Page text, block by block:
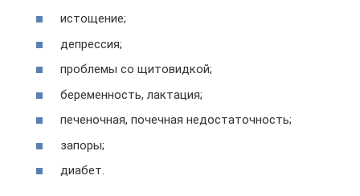
истощение;
депрессия;
проблемы со щитовидкой;
беременность, лактация;
печеночная, почечная недостаточность;
запоры;
диабет.